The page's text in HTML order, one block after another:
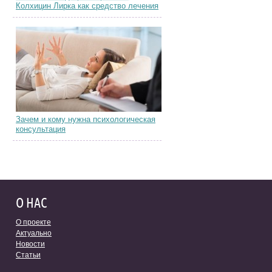
Колхицин Лирка как средство лечения
Зачем и кому нужна психологическая
консультация
О НАС
О проекте
Актуально
Новости
Статьи